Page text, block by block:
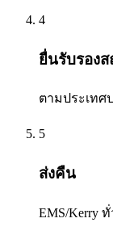
4
ยื่นรับรอง
ตามประเทศ
5
ส่งคืน
EMS/Kerry